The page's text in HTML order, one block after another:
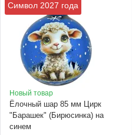
Символ 2027 года
Новый товар
Ёлочный шар 85 мм Цирк
"Барашек" (Бирюсинка) на
синем